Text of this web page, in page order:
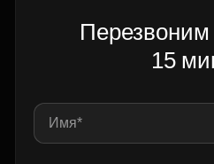
Перезвоним
15